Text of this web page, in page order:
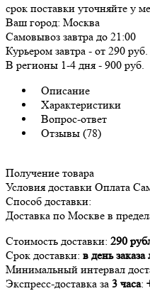
срок поставки уточняйте у
Ваш город: Москва
Самовывоз завтра до 21:00
Курьером завтра - от 290 руб.
В регионы 1-4 дня - 900 руб.
Описание
Характеристики
Вопрос-ответ
Отзывы (78)
Получение товара
Условия доставки Оплата
Способ доставки:
Доставка по Москве в
Стоимость доставки: 290
Срок доставки: в день
Минимальный интервал
Экспресс-доставка за 3 часа: